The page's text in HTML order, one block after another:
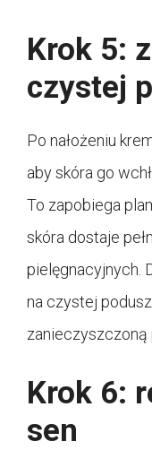
Krok 5:
czystej
Po nałożeniu
aby skóra go
To zapobiega
skóra dostaje
pielęgnacyjnych.
na czystej
zanieczyszczoną
Krok 6:
sen